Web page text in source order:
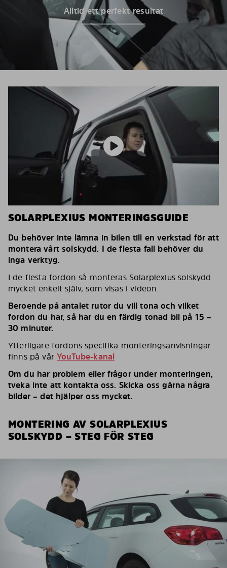
Alltid ett perfekt resultat
SOLARPLEXIUS MONTERINGSGUIDE
Du behöver inte lämna in bilen till en verkstad för att
montera vårt solskydd. I de flesta fall behöver du
inga verktyg.
I de flesta fordon så monteras Solarplexius solskydd
mycket enkelt själv, som visas i videon.
Beroende på antalet rutor du vill tona och vilket
fordon du har, så har du en färdig tonad bil på 15 –
30 minuter.
Ytterligare fordons specifika monteringsanvisningar
finns på vårYouTube-kanal
Om du har problem eller frågor under monteringen,
tveka inte att kontakta oss. Skicka oss gärna några
bilder – det hjälper oss mycket.
MONTERING AV SOLARPLEXIUS
SOLSKYDD – STEG FÖR STEG